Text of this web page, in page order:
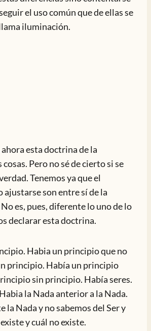
el uso común que de ellas se
iluminación.
esta doctrina de la
Pero no sé de cierto si se
Tenemos ya que el
ajustarse son entre sí de la
es, pues, diferente lo uno de lo
declarar esta doctrina.
Habia un principio que no
principio. Había un principio
sin principio. Había seres.
la Nada anterior a la Nada.
la Nada y no sabemos del Ser y
y cuál no existe.